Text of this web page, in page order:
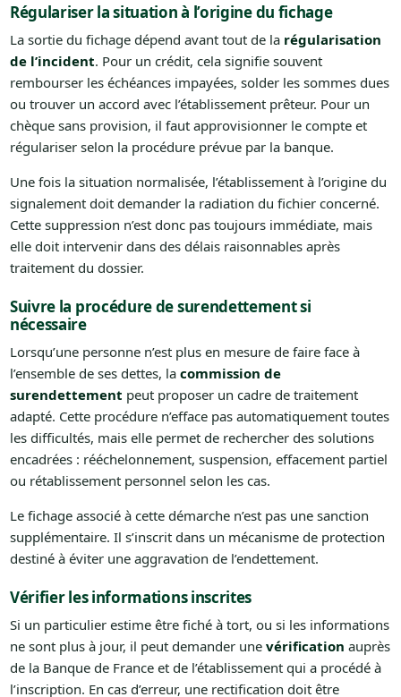
Régulariser la situation à l’origine du fichage
La sortie du fichage dépend avant tout de la régularisation
de l’incident. Pour un crédit, cela signifie souvent
rembourser les échéances impayées, solder les sommes dues
ou trouver un accord avec l’établissement prêteur. Pour un
chèque sans provision, il faut approvisionner le compte et
régulariser selon la procédure prévue par la banque.
Une fois la situation normalisée, l’établissement à l’origine du
signalement doit demander la radiation du fichier concerné.
Cette suppression n’est donc pas toujours immédiate, mais
elle doit intervenir dans des délais raisonnables après
traitement du dossier.
Suivre la procédure de surendettement si
nécessaire
Lorsqu’une personne n’est plus en mesure de faire face à
l’ensemble de ses dettes, la commission de
surendettement peut proposer un cadre de traitement
adapté. Cette procédure n’efface pas automatiquement toutes
les difficultés, mais elle permet de rechercher des solutions
encadrées : rééchelonnement, suspension, effacement partiel
ou rétablissement personnel selon les cas.
Le fichage associé à cette démarche n’est pas une sanction
supplémentaire. Il s’inscrit dans un mécanisme de protection
destiné à éviter une aggravation de l’endettement.
Vérifier les informations inscrites
Si un particulier estime être fiché à tort, ou si les informations
ne sont plus à jour, il peut demander une vérification auprès
de la Banque de France et de l’établissement qui a procédé à
l’inscription. En cas d’erreur, une rectification doit être